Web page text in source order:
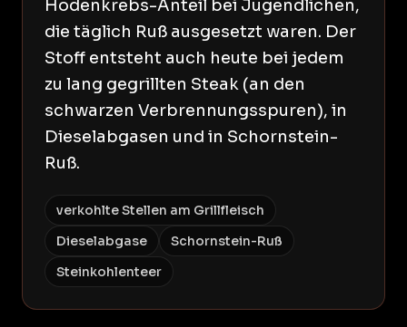
Hodenkrebs-Anteil bei Jugendlichen,
die täglich Ruß ausgesetzt waren. Der
Stoff entsteht auch heute bei jedem
zu lang gegrillten Steak (an den
schwarzen Verbrennungsspuren), in
Dieselabgasen und in Schornstein-
Ruß.
verkohlte Stellen am Grillfleisch
Dieselabgase
Schornstein-Ruß
Steinkohlenteer